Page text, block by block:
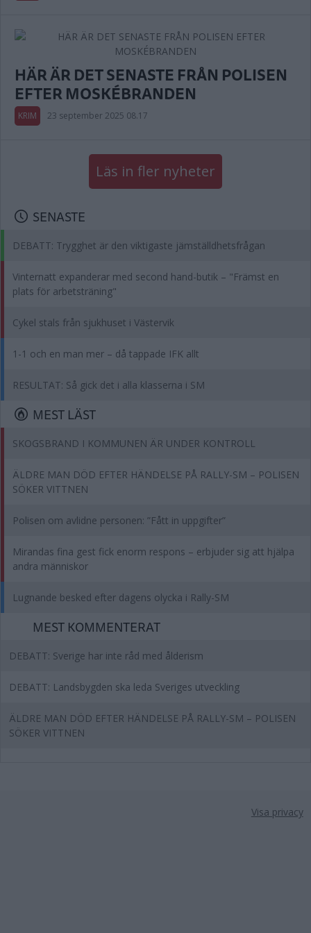
HÄR ÄR DET SENASTE FRÅN POLISEN
EFTER MOSKÉBRANDEN
KRIM 23 september 2025 08.17
Läs in fler nyheter
SENASTE
DEBATT: Trygghet är den viktigaste jämställdhetsfrågan
Vinternatt expanderar med second hand-butik – "Främst en
plats för arbetsträning"
Cykel stals från sjukhuset i Västervik
1-1 och en man mer – då tappade IFK allt
RESULTAT: Så gick det i alla klasserna i SM
MEST LÄST
SKOGSBRAND I KOMMUNEN ÄR UNDER KONTROLL
ÄLDRE MAN DÖD EFTER HÄNDELSE PÅ RALLY-SM – POLISEN
SÖKER VITTNEN
Polisen om avlidne personen: ”Fått in uppgifter”
Mirandas fina gest fick enorm respons – erbjuder sig att hjälpa
andra människor
Lugnande besked efter dagens olycka i Rally-SM
MEST KOMMENTERAT
DEBATT: Sverige har inte råd med ålderism
DEBATT: Landsbygden ska leda Sveriges utveckling
ÄLDRE MAN DÖD EFTER HÄNDELSE PÅ RALLY-SM – POLISEN
SÖKER VITTNEN
Visa privacy